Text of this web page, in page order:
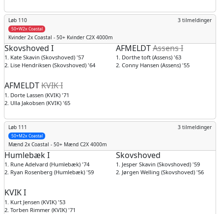
Løb 110 3 tilmeldinger
50+W2x Coastal
Kvinder 2x Coastal - 50+ Kvinder C2X 4000m
Skovshoved I
1. Kate Skavin (Skovshoved) '57
2. Lise Hendriksen (Skovshoved) '64
AFMELDTAssens I
1. Dorthe toft (Assens) '63
2. Conny Hansen (Assens) '55
AFMELDTKVIK I
1. Dorte Lassen (KVIK) '71
2. Ulla Jakobsen (KVIK) '65
Løb 111 3 tilmeldinger
50+M2x Coastal
Mænd 2x Coastal - 50+ Mænd C2X 4000m
Humlebæk I
1. Rune Adelvard (Humlebæk) '74
2. Ryan Rosenberg (Humlebæk) '59
Skovshoved
1. Jesper Skavin (Skovshoved) '59
2. Jørgen Welling (Skovshoved) '56
KVIK I
1. Kurt Jensen (KVIK) '53
2. Torben Rimmer (KVIK) '71